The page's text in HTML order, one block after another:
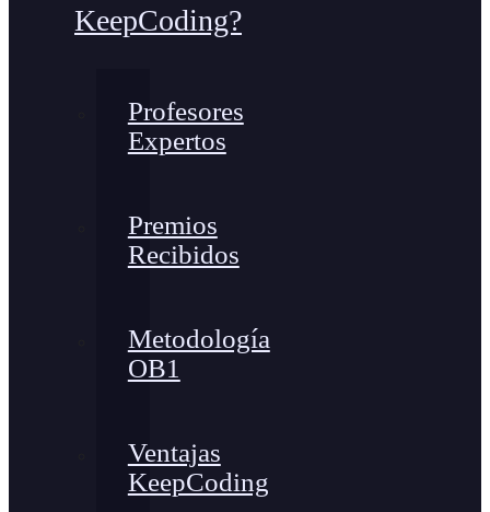
KeepCoding?
Profesores
Expertos
Premios
Recibidos
Metodología
OB1
Ventajas
KeepCoding